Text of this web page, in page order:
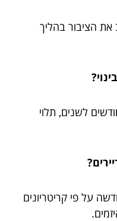
את הציבור בהליך
לשנים, תלוי
על פי קריטריונים